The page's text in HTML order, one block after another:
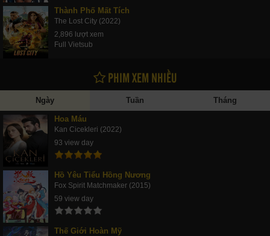
Thành Phố Mất Tích
The Lost City (2022)
2,896 lượt xem
Full Vietsub
PHIM XEM NHIỀU
Ngày Tuần Tháng
Hoa Máu
Kan Cicekleri (2022)
93 view day
Hồ Yêu Tiểu Hồng Nương
Fox Spirit Matchmaker (2015)
59 view day
Thế Giới Hoàn Mỹ